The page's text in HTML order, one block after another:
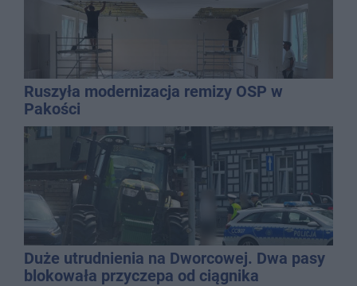
Ruszyła modernizacja remizy OSP w
Pakości
Duże utrudnienia na Dworcowej. Dwa pasy
blokowała przyczepa od ciągnika